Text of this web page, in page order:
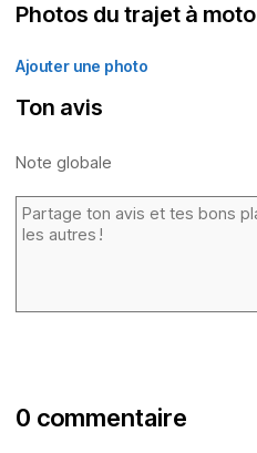
Photos du trajet à moto
Ajouter une photo
Ton avis
Note globale
0 commentaire